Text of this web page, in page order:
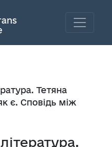
Тетяна
є. Сповідь між